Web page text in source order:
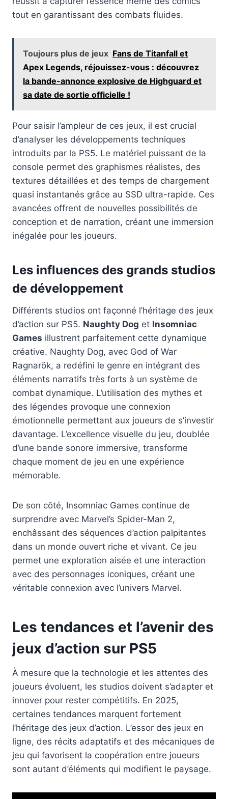
tout en garantissant des combats fluides.
Toujours plus de jeux Fans de Titanfall et
Apex Legends, réjouissez-vous : découvrez
la bande-annonce explosive de Highguard et
sa date de sortie officielle !
Pour saisir l’ampleur de ces jeux, il est crucial
d’analyser les développements techniques
introduits par la PS5. Le matériel puissant de la
console permet des graphismes réalistes, des
textures détaillées et des temps de chargement
quasi instantanés grâce au SSD ultra-rapide. Ces
avancées offrent de nouvelles possibilités de
conception et de narration, créant une immersion
inégalée pour les joueurs.
Les influences des grands studios
de développement
Différents studios ont façonné l’héritage des jeux
d’action sur PS5. Naughty Dog et Insomniac
Games illustrent parfaitement cette dynamique
créative. Naughty Dog, avec God of War
Ragnarök, a redéfini le genre en intégrant des
éléments narratifs très forts à un système de
combat dynamique. L’utilisation des mythes et
des légendes provoque une connexion
émotionnelle permettant aux joueurs de s’investir
davantage. L’excellence visuelle du jeu, doublée
d’une bande sonore immersive, transforme
chaque moment de jeu en une expérience
mémorable.
De son côté, Insomniac Games continue de
surprendre avec Marvel’s Spider-Man 2,
enchâssant des séquences d’action palpitantes
dans un monde ouvert riche et vivant. Ce jeu
permet une exploration aisée et une interaction
avec des personnages iconiques, créant une
véritable connexion avec l’univers Marvel.
Les tendances et l’avenir des
jeux d’action sur PS5
À mesure que la technologie et les attentes des
joueurs évoluent, les studios doivent s’adapter et
innover pour rester compétitifs. En 2025,
certaines tendances marquent fortement
l’héritage des jeux d’action. L’essor des jeux en
ligne, des récits adaptatifs et des mécaniques de
jeu qui favorisent la coopération entre joueurs
sont autant d’éléments qui modifient le paysage.